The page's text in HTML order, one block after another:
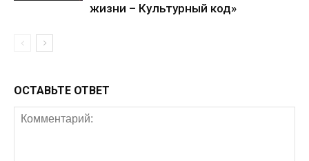
жизни – Культурный код»
ОСТАВЬТЕ ОТВЕТ